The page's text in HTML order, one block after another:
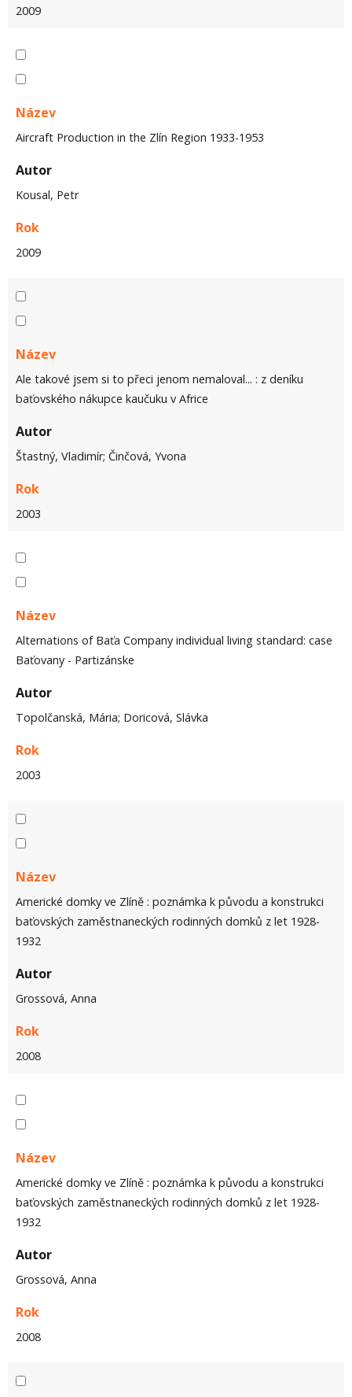
2009
Název
Aircraft Production in the Zlín Region 1933-1953
Autor
Kousal, Petr
Rok
2009
Název
Ale takové jsem si to přeci jenom nemaloval... : z deníku
baťovského nákupce kaučuku v Africe
Autor
Štastný, Vladimír; Činčová, Yvona
Rok
2003
Název
Alternations of Baťa Company individual living standard: case
Baťovany - Partizánske
Autor
Topolčanská, Mária; Doricová, Slávka
Rok
2003
Název
Americké domky ve Zlíně : poznámka k původu a konstrukci
baťovských zaměstnaneckých rodinných domků z let 1928-
1932
Autor
Grossová, Anna
Rok
2008
Název
Americké domky ve Zlíně : poznámka k původu a konstrukci
baťovských zaměstnaneckých rodinných domků z let 1928-
1932
Autor
Grossová, Anna
Rok
2008